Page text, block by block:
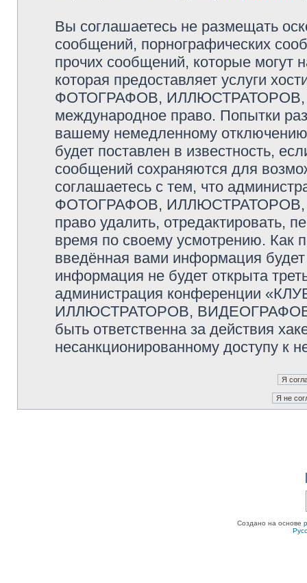
Вы соглашаетесь не размещать
сообщений, порнографических
прочих сообщений, которые могут
которая предоставляет услуги
ФОТОГРАФОВ,
международное право. Попытки
вашему немедленному
будет поставлен в известность,
сообщений сохраняются для
соглашаетесь с тем, что
ФОТОГРАФОВ,
право удалить, отредактировать,
время по своему усмотрению. Как
введённая вами информация
информация не будет открыта
администрация конференции
ИЛЛЮСТРАТОРОВ, ВИДЕОГРАФОВ
быть ответственна за действия
несанкционированному доступу к
Создано на основе